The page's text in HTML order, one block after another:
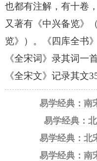
也都有注解，有十卷
又著有《中兴备览》
览》）。《四库全书
《全宋词》录其词一
《全宋文》记录其文
易学经典：南
易学经典：
易学经典：北
易学经典：南